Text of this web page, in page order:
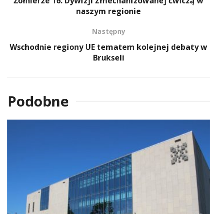
naszym regionie
Następny
Wschodnie regiony UE tematem kolejnej debaty w
Brukseli
Podobne